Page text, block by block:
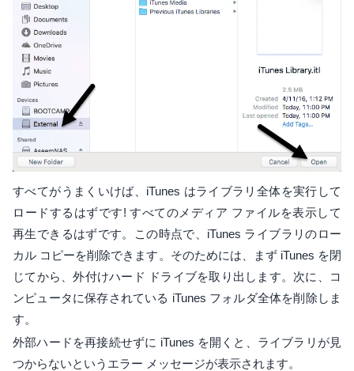
すべてがうまくいけば、iTunes はライブラリ全体を実行して
ロードするはずです! すべてのメディア ファイルを表示して
再生できるはずです。この時点で、iTunes ライブラリのロー
カル コピーを削除できます。そのためには、まず iTunes を閉
じてから、外付けハード ドライブを取り出します。次に、コ
ンピュータに保存されている iTunes フォルダ全体を削除しま
す。
外部ハードを再接続せずに iTunes を開くと、ライブラリが見
つからないというエラー メッセージが表示されます。